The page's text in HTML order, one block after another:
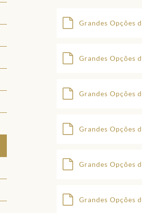
Grandes Opções
Grandes Opções
Grandes Opções
Grandes Opções
Grandes Opções
Grandes Opções